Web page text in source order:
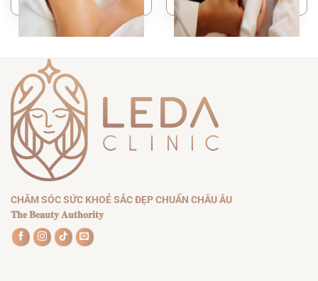
CHĂM SÓC DA MẶT
DETOX & RECOVERY –
LIỆU TRÌNH PHỤC HỒI
VÀ GIẢI ĐỘC CHO DA
CHĂM SÓC SỨC KHOẺ SẮC ĐẸP CHUẨN CHÂU ÂU
𝐓𝐡𝐞 𝐁𝐞𝐚𝐮𝐭𝐲 𝐀𝐮𝐭𝐡𝐨𝐫𝐢𝐭𝐲